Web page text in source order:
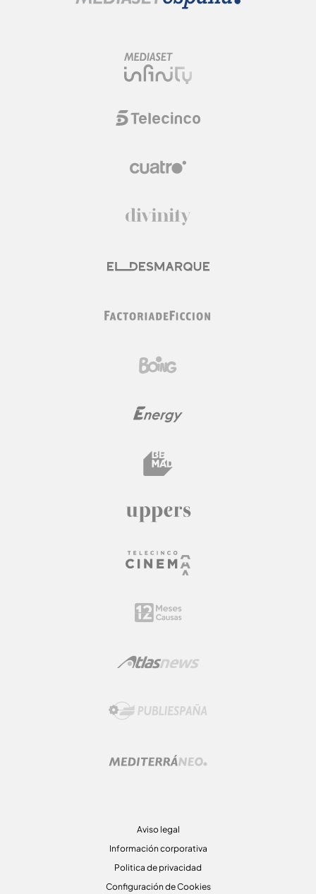
Aviso legal
Información corporativa
Politica de privacidad
Configuración de Cookies